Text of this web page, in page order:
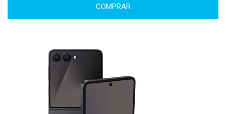
COMPRAR